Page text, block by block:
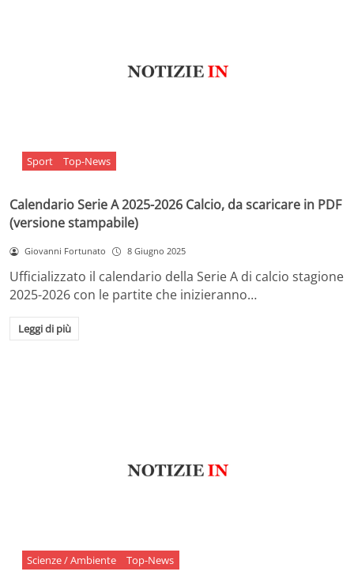
Sport Top-News
Calendario Serie A 2025-2026 Calcio, da scaricare in PDF
(versione stampabile)
Giovanni Fortunato 8 Giugno 2025
Ufficializzato il calendario della Serie A di calcio stagione
2025-2026 con le partite che inizieranno…
Leggi di più
Scienze / Ambiente Top-News